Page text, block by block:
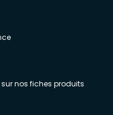
nos fiches produits